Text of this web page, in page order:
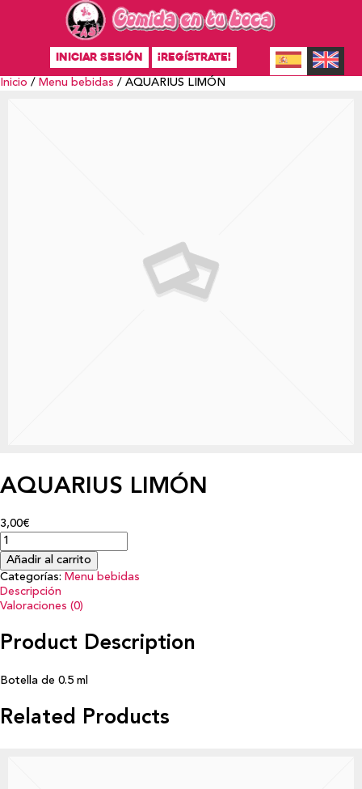
INICIAR SESIÓN ¡REGÍSTRATE!
Inicio / Menu bebidas / AQUARIUS LIMÓN
AQUARIUS LIMÓN
3,00€
Añadir al carrito
Categorías: Menu bebidas
Descripción
Valoraciones (0)
Product Description
Botella de 0.5 ml
Related Products